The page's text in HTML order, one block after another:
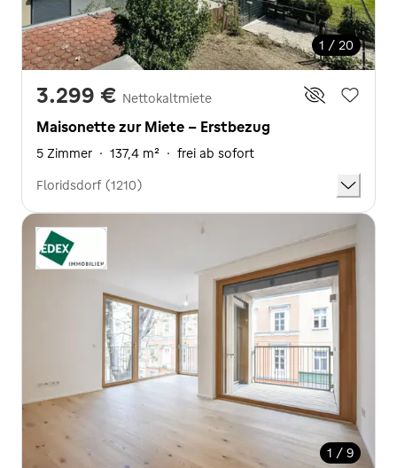
1 / 20
3.299 € Nettokaltmiete
Maisonette zur Miete - Erstbezug
5 Zimmer · 137,4 m² · frei ab sofort
Floridsdorf (1210)
1 / 9